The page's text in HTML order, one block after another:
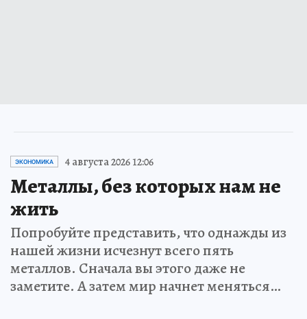
ЭКОНОМИКА 4 августа 2026 12:06
Металлы, без которых нам не
жить
Попробуйте представить, что однажды из
нашей жизни исчезнут всего пять
металлов. Сначала вы этого даже не
заметите. А затем мир начнет меняться…